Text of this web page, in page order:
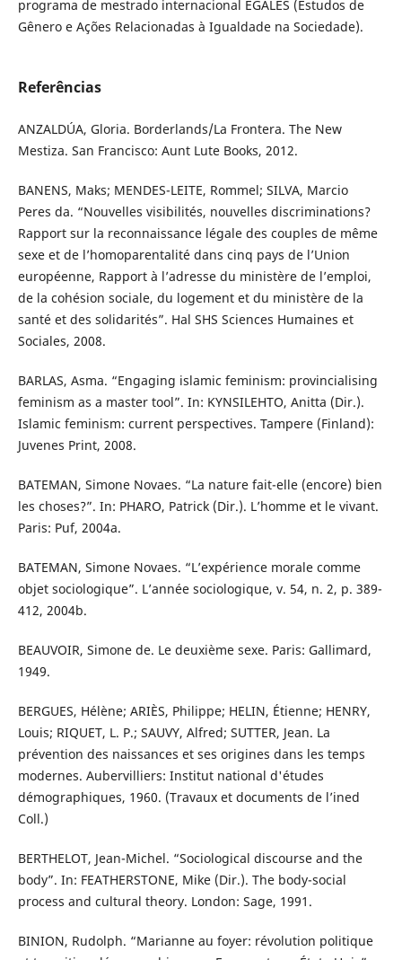
programa de mestrado internacional EGALES (Estudos de
Gênero e Ações Relacionadas à Igualdade na Sociedade).
Referências
ANZALDÚA, Gloria. Borderlands/La Frontera. The New
Mestiza. San Francisco: Aunt Lute Books, 2012.
BANENS, Maks; MENDES-LEITE, Rommel; SILVA, Marcio
Peres da. “Nouvelles visibilités, nouvelles discriminations?
Rapport sur la reconnaissance légale des couples de même
sexe et de l’homoparentalité dans cinq pays de l’Union
européenne, Rapport à l’adresse du ministère de l’emploi,
de la cohésion sociale, du logement et du ministère de la
santé et des solidarités”. Hal SHS Sciences Humaines et
Sociales, 2008.
BARLAS, Asma. “Engaging islamic feminism: provincialising
feminism as a master tool”. In: KYNSILEHTO, Anitta (Dir.).
Islamic feminism: current perspectives. Tampere (Finland):
Juvenes Print, 2008.
BATEMAN, Simone Novaes. “La nature fait-elle (encore) bien
les choses?”. In: PHARO, Patrick (Dir.). L’homme et le vivant.
Paris: Puf, 2004a.
BATEMAN, Simone Novaes. “L’expérience morale comme
objet sociologique”. L’année sociologique, v. 54, n. 2, p. 389-
412, 2004b.
BEAUVOIR, Simone de. Le deuxième sexe. Paris: Gallimard,
1949.
BERGUES, Hélène; ARIÈS, Philippe; HELIN, Étienne; HENRY,
Louis; RIQUET, L. P.; SAUVY, Alfred; SUTTER, Jean. La
prévention des naissances et ses origines dans les temps
modernes. Aubervilliers: Institut national d'études
démographiques, 1960. (Travaux et documents de l’ined
Coll.)
BERTHELOT, Jean-Michel. “Sociological discourse and the
body”. In: FEATHERSTONE, Mike (Dir.). The body-social
process and cultural theory. London: Sage, 1991.
BINION, Rudolph. “Marianne au foyer: révolution politique